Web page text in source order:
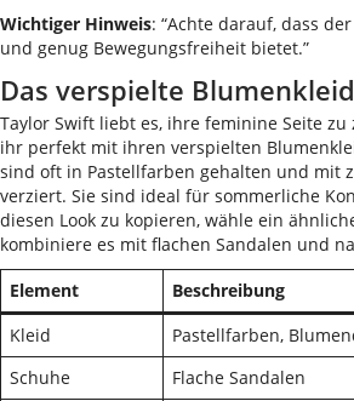
Wichtiger Hinweis: “Achte darauf, dass
und genug Bewegungsfreiheit bietet.”
Das verspielte Blumenkleid
Taylor Swift liebt es, ihre feminine Seite
ihr perfekt mit ihren verspielten
sind oft in Pastellfarben gehalten und mit
verziert. Sie sind ideal für sommerliche
diesen Look zu kopieren, wähle ein
kombiniere es mit flachen Sandalen und
Element
Beschreibung
Kleid
Pastellfarben,
Schuhe
Flache Sandalen